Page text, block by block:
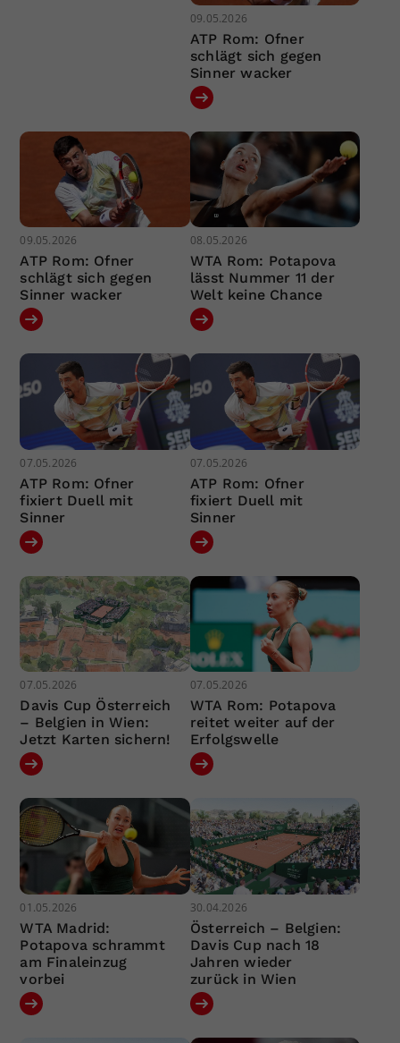
09.05.2026
ATP Rom: Ofner
schlägt sich gegen
Sinner wacker
09.05.2026
ATP Rom: Ofner
schlägt sich gegen
Sinner wacker
08.05.2026
WTA Rom: Potapova
lässt Nummer 11 der
Welt keine Chance
07.05.2026
ATP Rom: Ofner
fixiert Duell mit
Sinner
07.05.2026
ATP Rom: Ofner
fixiert Duell mit
Sinner
07.05.2026
Davis Cup Österreich
– Belgien in Wien:
Jetzt Karten sichern!
07.05.2026
WTA Rom: Potapova
reitet weiter auf der
Erfolgswelle
01.05.2026
WTA Madrid:
Potapova schrammt
am Finaleinzug
vorbei
30.04.2026
Österreich – Belgien:
Davis Cup nach 18
Jahren wieder
zurück in Wien